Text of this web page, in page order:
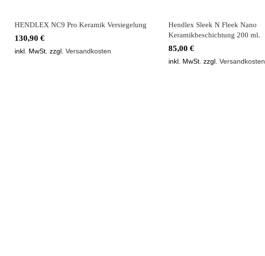
HENDLEX NC9 Pro Keramik Versiegelung
130,90 €
inkl. MwSt. zzgl. Versandkosten
Hendlex Sleek N Fleek Nano
Keramikbeschichtung 200 ml.
85,00 €
inkl. MwSt. zzgl. Versandkosten